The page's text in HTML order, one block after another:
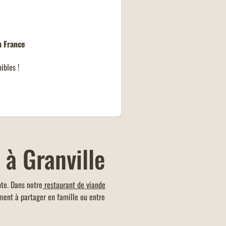
déjeuner rapide !
!
Granville
Dans notre restaurant de viande
à partager en famille ou entre